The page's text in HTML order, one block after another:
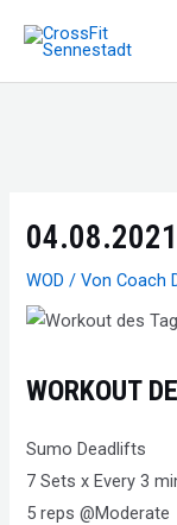
Inhalt
springen
04.08.2021
WOD / VonCoach
WORKOUT
Sumo Deadlifts
7 Sets x Every 3
5 reps @Moderate